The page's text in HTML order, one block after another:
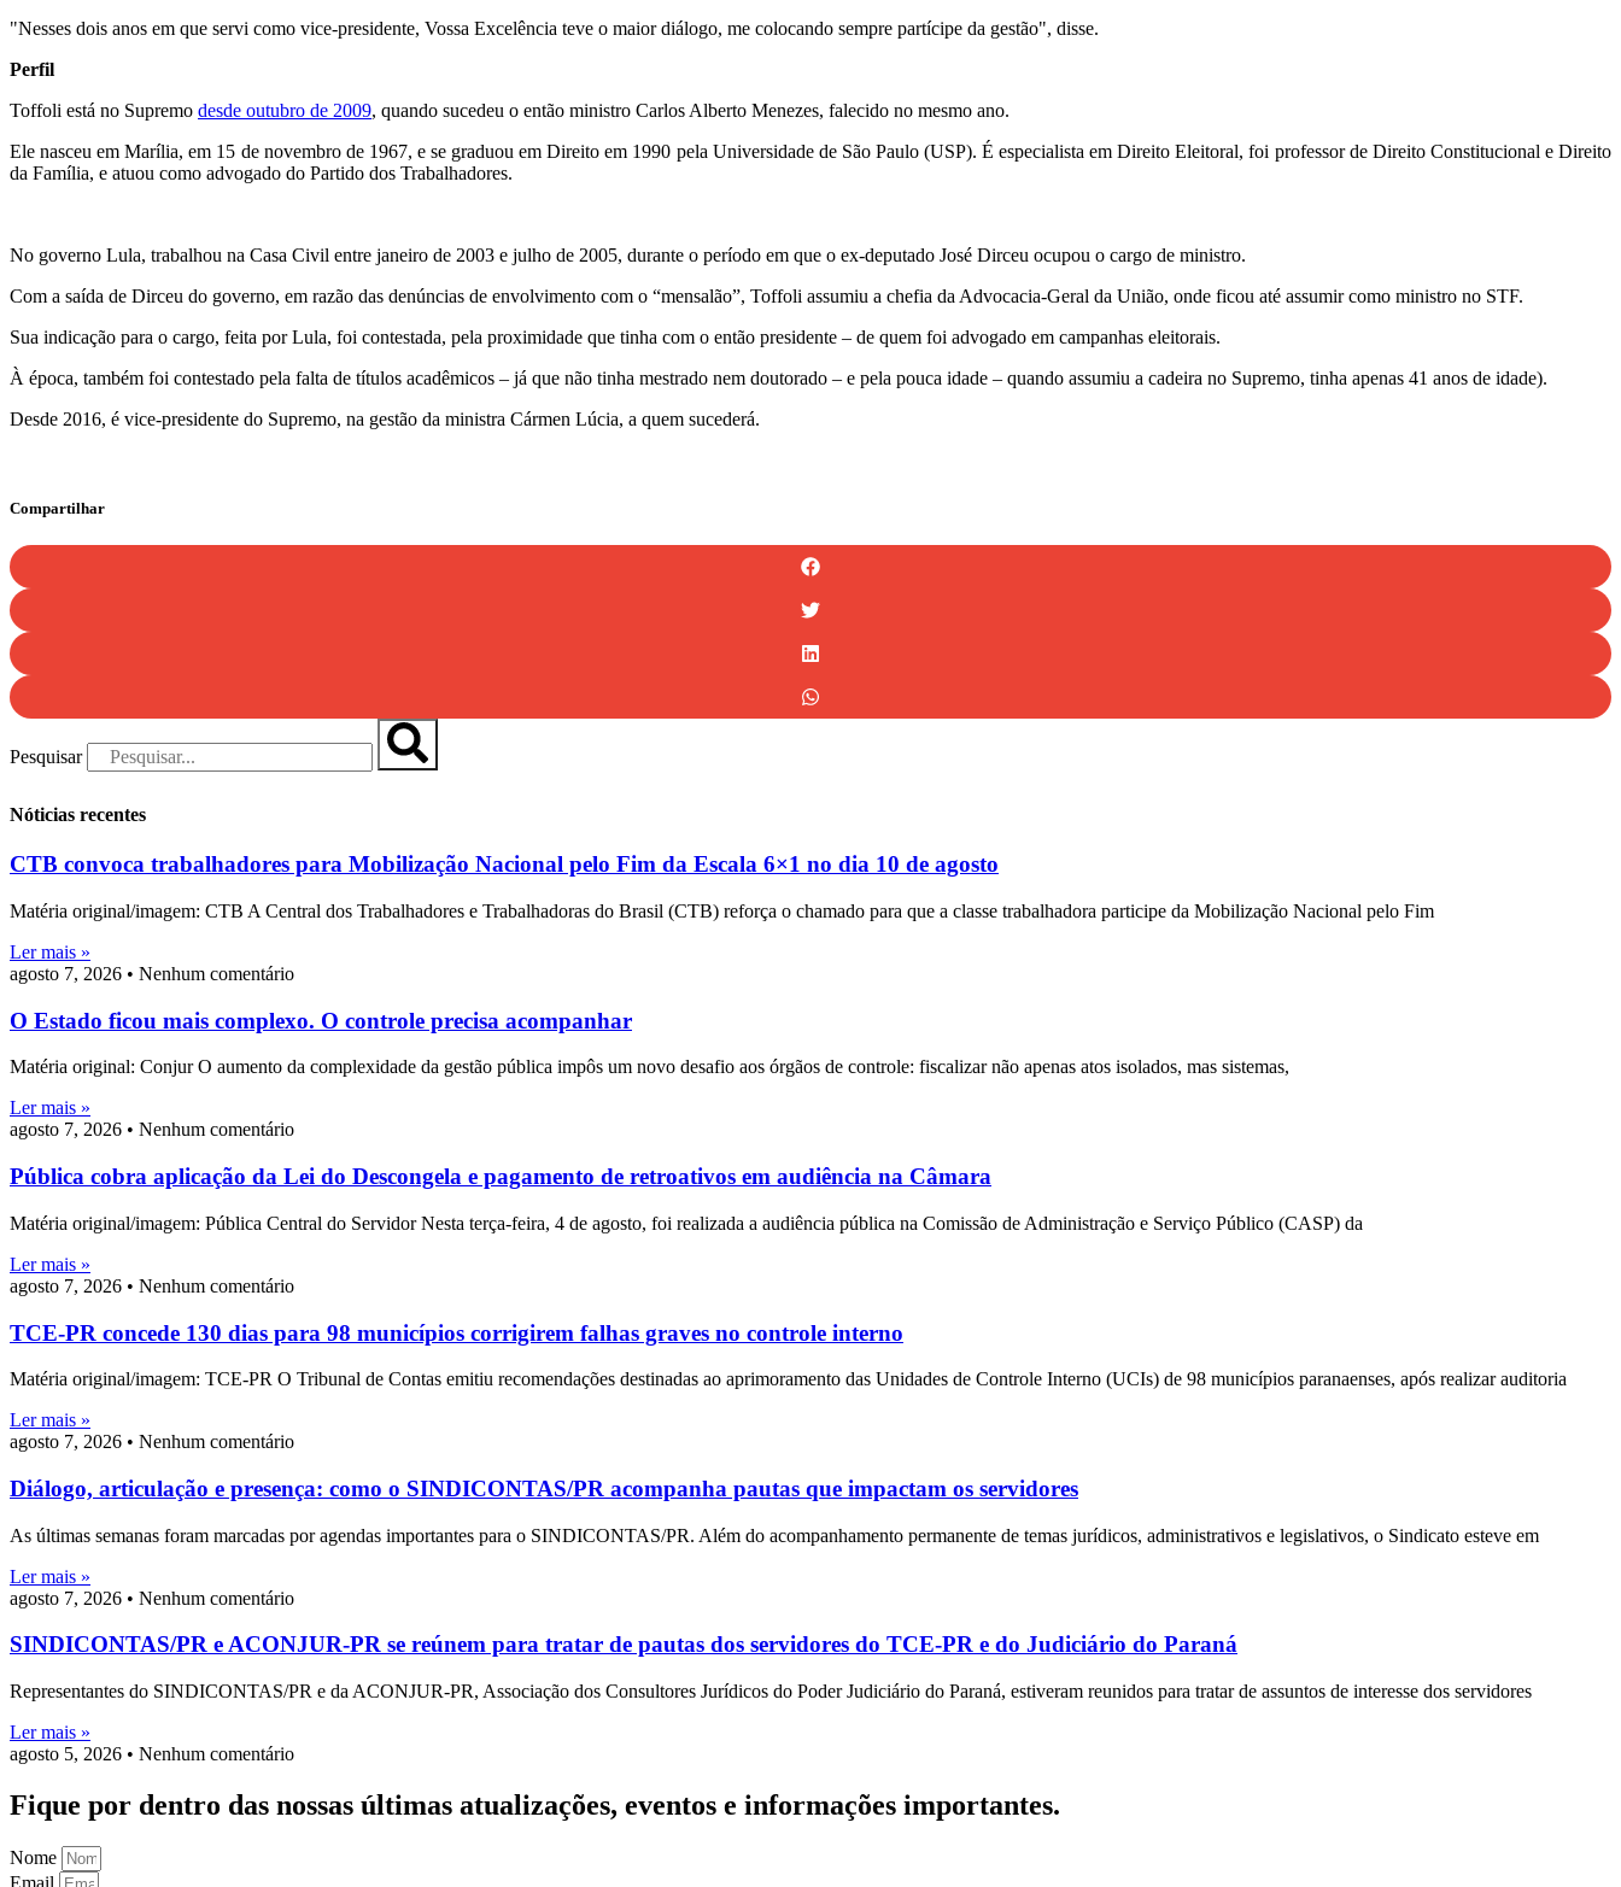
"Nesses dois anos em que servi como vice-presidente, Vossa Excelência teve o maior diálogo, me colocando sempre partícipe da gestão", disse.
Perfil
Toffoli está no Supremo desde outubro de 2009, quando sucedeu o então ministro Carlos Alberto Menezes, falecido no mesmo ano.
Ele nasceu em Marília, em 15 de novembro de 1967, e se graduou em Direito em 1990 pela Universidade de São Paulo (USP). É especialista em Direito Eleitoral, foi professor de Direito Constitucional e Direito
da Família, e atuou como advogado do Partido dos Trabalhadores.
No governo Lula, trabalhou na Casa Civil entre janeiro de 2003 e julho de 2005, durante o período em que o ex-deputado José Dirceu ocupou o cargo de ministro.
Com a saída de Dirceu do governo, em razão das denúncias de envolvimento com o “mensalão”, Toffoli assumiu a chefia da Advocacia-Geral da União, onde ficou até assumir como ministro no STF.
Sua indicação para o cargo, feita por Lula, foi contestada, pela proximidade que tinha com o então presidente – de quem foi advogado em campanhas eleitorais.
À época, também foi contestado pela falta de títulos acadêmicos – já que não tinha mestrado nem doutorado – e pela pouca idade – quando assumiu a cadeira no Supremo, tinha apenas 41 anos de idade).
Desde 2016, é vice-presidente do Supremo, na gestão da ministra Cármen Lúcia, a quem sucederá.
Compartilhar
Pesquisar
Nóticias recentes
CTB convoca trabalhadores para Mobilização Nacional pelo Fim da Escala 6×1 no dia 10 de agosto
Matéria original/imagem: CTB A Central dos Trabalhadores e Trabalhadoras do Brasil (CTB) reforça o chamado para que a classe trabalhadora participe da Mobilização Nacional pelo Fim
Ler mais »
agosto 7, 2026
Nenhum comentário
O Estado ficou mais complexo. O controle precisa acompanhar
Matéria original: Conjur O aumento da complexidade da gestão pública impôs um novo desafio aos órgãos de controle: fiscalizar não apenas atos isolados, mas sistemas,
Ler mais »
agosto 7, 2026
Nenhum comentário
Pública cobra aplicação da Lei do Descongela e pagamento de retroativos em audiência na Câmara
Matéria original/imagem: Pública Central do Servidor Nesta terça-feira, 4 de agosto, foi realizada a audiência pública na Comissão de Administração e Serviço Público (CASP) da
Ler mais »
agosto 7, 2026
Nenhum comentário
TCE-PR concede 130 dias para 98 municípios corrigirem falhas graves no controle interno
Matéria original/imagem: TCE-PR O Tribunal de Contas emitiu recomendações destinadas ao aprimoramento das Unidades de Controle Interno (UCIs) de 98 municípios paranaenses, após realizar auditoria
Ler mais »
agosto 7, 2026
Nenhum comentário
Diálogo, articulação e presença: como o SINDICONTAS/PR acompanha pautas que impactam os servidores
As últimas semanas foram marcadas por agendas importantes para o SINDICONTAS/PR. Além do acompanhamento permanente de temas jurídicos, administrativos e legislativos, o Sindicato esteve em
Ler mais »
agosto 7, 2026
Nenhum comentário
SINDICONTAS/PR e ACONJUR-PR se reúnem para tratar de pautas dos servidores do TCE-PR e do Judiciário do Paraná
Representantes do SINDICONTAS/PR e da ACONJUR-PR, Associação dos Consultores Jurídicos do Poder Judiciário do Paraná, estiveram reunidos para tratar de assuntos de interesse dos servidores
Ler mais »
agosto 5, 2026
Nenhum comentário
Fique por dentro das nossas últimas atualizações, eventos e informações importantes.
Nome
Email